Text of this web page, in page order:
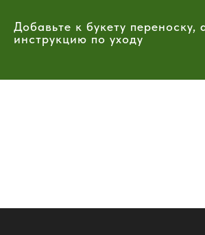
Добавьте к букету переноску,
инструкцию по уходу